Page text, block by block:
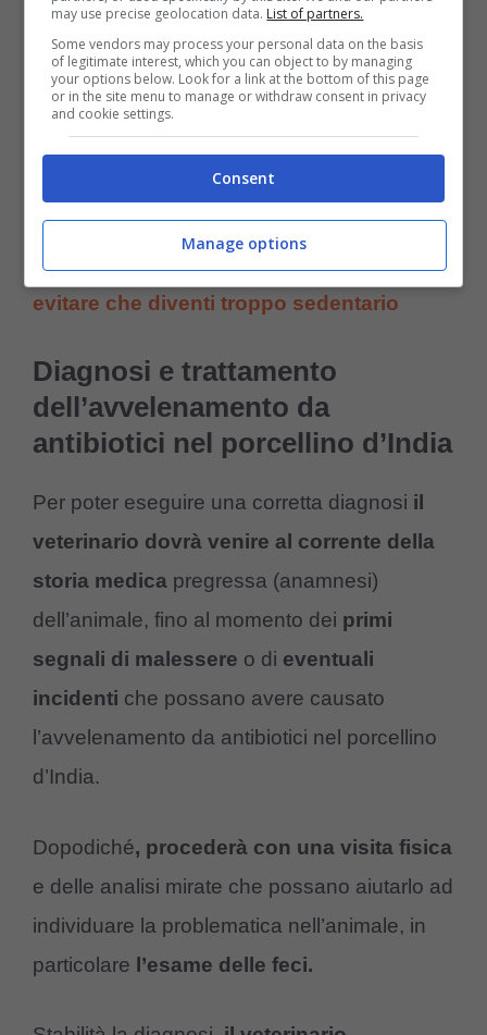
l’equivalente dell’autopsia che viene
eseguita sull’uomo) sull’animale sarà
possibile individuare la causa o le cause
della sua morte.
Potrebbe interessarti anche:Il porcellino
d’India non si muove abbastanza: come
evitare che diventi troppo sedentario
Diagnosi e trattamento
dell’avvelenamento da
antibiotici nel porcellino d’India
Per poter eseguire una corretta diagnosi il
veterinario dovrà venire al corrente della
storia medica pregressa (anamnesi)
dell’animale, fino al momento dei primi
segnali di malessere o di eventuali
incidenti che possano avere causato
l’avvelenamento da antibiotici nel porcellino
d’India.
Dopodiché, procederà con una visita fisica
e delle analisi mirate che possano aiutarlo ad
individuare la problematica nell’animale, in
particolare l’esame delle feci.
may use precise geolocation data. List of partners.
Some vendors may process your personal data on the basis
of legitimate interest, which you can object to by managing
your options below. Look for a link at the bottom of this page
or in the site menu to manage or withdraw consent in privacy
and cookie settings.
Consent
Manage options